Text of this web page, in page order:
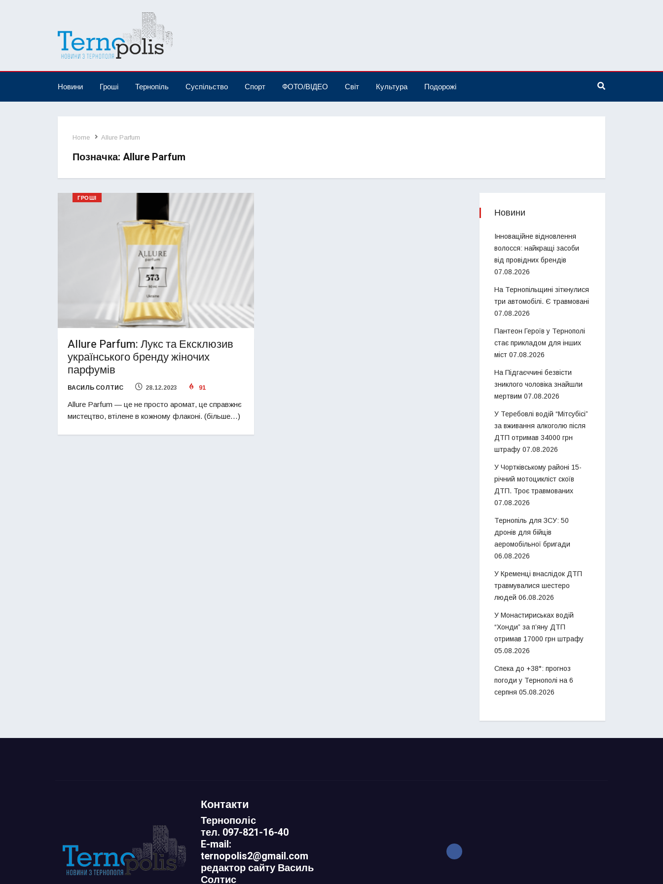
Новини Гроші Тернопіль Суспільство Спорт ФОТО/ВІДЕО Світ Культура Подорожі
Home Allure Parfum
Позначка: Allure Parfum
ГРОШІ
Allure Parfum: Лукс та Ексклюзив
українського бренду жіночих
парфумів
ВАСИЛЬ СОЛТИС 28.12.2023 91
Allure Parfum — це не просто аромат, це справжнє
мистецтво, втілене в кожному флаконі. (більше…)
Новини
Інноваційне відновлення
волосся: найкращі засоби
від провідних брендів
07.08.2026
На Тернопільщині зіткнулися
три автомобілі. Є травмовані
07.08.2026
Пантеон Героїв у Тернополі
стає прикладом для інших
міст 07.08.2026
На Підгаєччині безвісти
зниклого чоловіка знайшли
мертвим 07.08.2026
У Теребовлі водій “Мітсубісі”
за вживання алкоголю після
ДТП отримав 34000 грн
штрафу 07.08.2026
У Чортківському районі 15-
річний мотоцикліст скоїв
ДТП. Троє травмованих
07.08.2026
Тернопіль для ЗСУ: 50
дронів для бійців
аеромобільної бригади
06.08.2026
У Кременці внаслідок ДТП
травмувалися шестеро
людей 06.08.2026
У Монастириськах водій
“Хонди” за п’яну ДТП
отримав 17000 грн штрафу
05.08.2026
Спека до +38°: прогноз
погоди у Тернополі на 6
серпня 05.08.2026
Контакти
Тернополіс
тел. 097-821-16-40
E-mail:
ternopolis2@gmail.com
редактор сайту Василь
Солтис